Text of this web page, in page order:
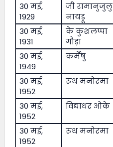
30 मई,
1929
जी रामानुजुलु
नायडू
30 मई,
1931
के कुशलप्पा
गौड़ा
30 मई,
1949
कर्मेषु
30 मई,
1952
रूथ मनोरमा
30 मई,
1952
विद्याधर ओके
30 मई,
1952
रूथ मनोरमा